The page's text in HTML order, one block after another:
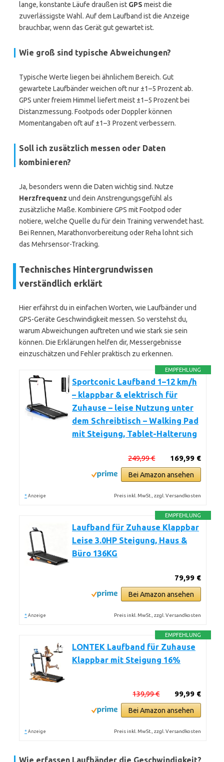
lange, konstante Läufe draußen ist GPS meist die
zuverlässigste Wahl. Auf dem Laufband ist die Anzeige
brauchbar, wenn das Gerät gut gewartet ist.
Wie groß sind typische Abweichungen?
Typische Werte liegen bei ähnlichem Bereich. Gut
gewartete Laufbänder weichen oft nur ±1–5 Prozent ab.
GPS unter freiem Himmel liefert meist ±1–5 Prozent bei
Distanzmessung. Footpods oder Doppler können
Momentangaben oft auf ±1–3 Prozent verbessern.
Soll ich zusätzlich messen oder Daten
kombinieren?
Ja, besonders wenn die Daten wichtig sind. Nutze
Herzfrequenz und dein Anstrengungsgefühl als
zusätzliche Maße. Kombiniere GPS mit Footpod oder
notiere, welche Quelle du für dein Training verwendet hast.
Bei Rennen, Marathonvorbereitung oder Reha lohnt sich
das Mehrsensor-Tracking.
Technisches Hintergrundwissen
verständlich erklärt
Hier erfährst du in einfachen Worten, wie Laufbänder und
GPS-Geräte Geschwindigkeit messen. So verstehst du,
warum Abweichungen auftreten und wie stark sie sein
können. Die Erklärungen helfen dir, Messergebnisse
einzuschätzen und Fehler praktisch zu erkennen.
EMPFEHLUNG
Sportconic Laufband 1–12 km/h
– klappbar & elektrisch für
Zuhause – leise Nutzung unter
dem Schreibtisch – Walking Pad
mit Steigung, Tablet-Halterung
169,99 €
249,99 €
Bei Amazon ansehen
* Anzeige Preis inkl. MwSt., zzgl. Versandkosten
EMPFEHLUNG
Laufband für Zuhause Klappbar
Leise 3.0HP Steigung, Haus &
Büro 136KG
79,99 €
Bei Amazon ansehen
* Anzeige Preis inkl. MwSt., zzgl. Versandkosten
EMPFEHLUNG
LONTEK Laufband für Zuhause
Klappbar mit Steigung 16%
99,99 €
139,99 €
Bei Amazon ansehen
* Anzeige Preis inkl. MwSt., zzgl. Versandkosten
Wie erfassen Laufbänder die Geschwindigkeit?